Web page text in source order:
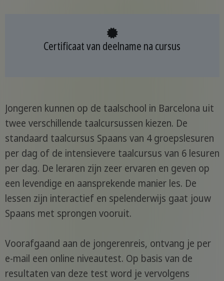
Certificaat van deelname na cursus
Jongeren kunnen op de taalschool in Barcelona uit
twee verschillende taalcursussen kiezen. De
standaard taalcursus Spaans van 4 groepslesuren
per dag of de intensievere taalcursus van 6 lesuren
per dag. De leraren zijn zeer ervaren en geven op
een levendige en aansprekende manier les. De
lessen zijn interactief en spelenderwijs gaat jouw
Spaans met sprongen vooruit.
Voorafgaand aan de jongerenreis, ontvang je per
e-mail een online niveautest. Op basis van de
resultaten van deze test word je vervolgens